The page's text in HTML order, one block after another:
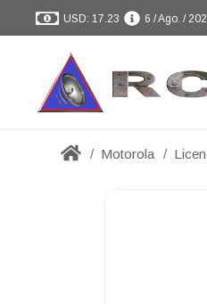
USD: 17.23 6 / Ago. /
Motorola